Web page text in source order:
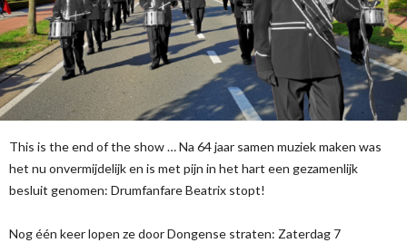
This is the end of the show … Na 64 jaar samen muziek maken was
het nu onvermijdelijk en is met pijn in het hart een gezamenlijk
besluit genomen: Drumfanfare Beatrix stopt!
Nog één keer lopen ze door Dongense straten: Zaterdag 7